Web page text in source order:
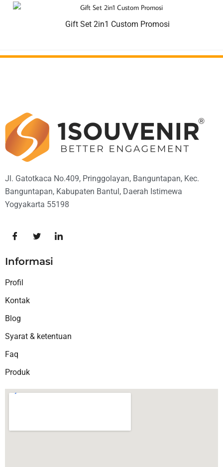
Gift Set 2in1 Custom Promosi
Jl. Gatotkaca No.409, Pringgolayan, Banguntapan, Kec.
Banguntapan, Kabupaten Bantul, Daerah Istimewa
Yogyakarta 55198
Informasi
Profil
Kontak
Blog
Syarat & ketentuan
Faq
Produk